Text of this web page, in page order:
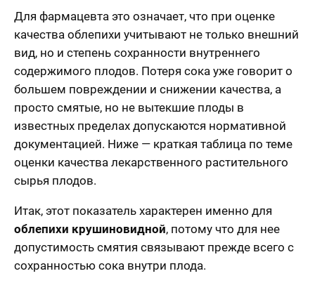
Для фармацевта это означает, что при оценке
качества облепихи учитывают не только внешний
вид, но и степень сохранности внутреннего
содержимого плодов. Потеря сока уже говорит о
большем повреждении и снижении качества, а
просто смятые, но не вытекшие плоды в
известных пределах допускаются нормативной
документацией. Ниже — краткая таблица по теме
оценки качества лекарственного растительного
сырья плодов.
Итак, этот показатель характерен именно для
облепихи крушиновидной, потому что для нее
допустимость смятия связывают прежде всего с
сохранностью сока внутри плода.